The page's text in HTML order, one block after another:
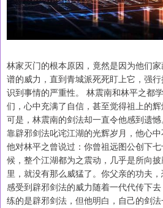
林家灭门的根本原因，竟然是因为他们
谱的威力，直到青城派死死盯上它，强
识到事情的严重性。 林震南和林平之都
们，心中充满了自信，甚至觉得祖上的辉
可是，林震南的剑法却一直令他感到遗
靠辟邪剑法叱诧江湖的光辉岁月，他心中
他对林平之曾说过：你曾祖远图公创下
候，整个江湖都为之震动，几乎是所向
里，就没有那么威猛了。你父亲的功夫
感受到辟邪剑法的威力随着一代代传下
练的是辟邪剑法，但他明白，自己的剑